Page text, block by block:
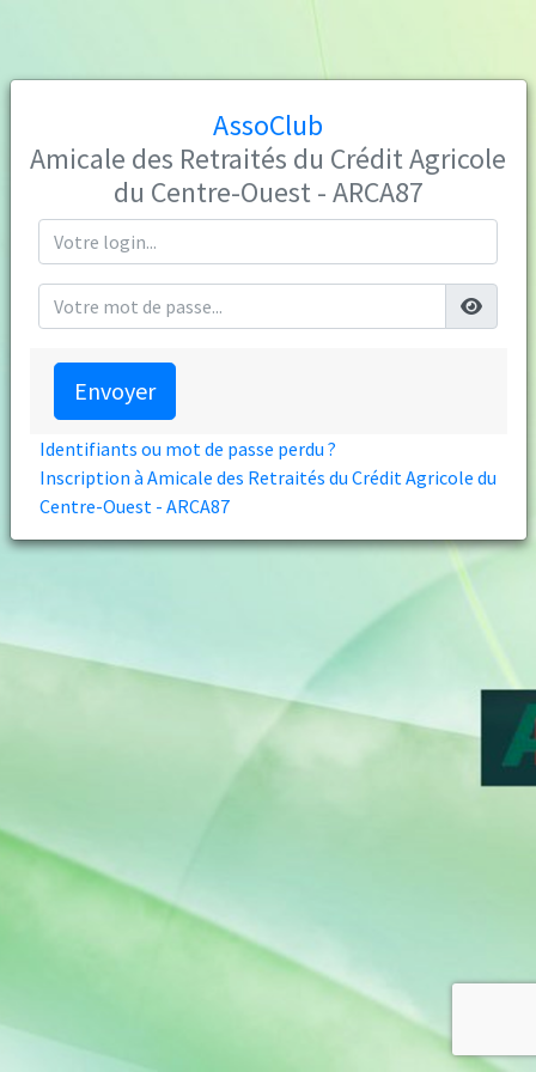
AssoClub
Amicale des Retraités du Crédit Agricole
du Centre-Ouest - ARCA87
Envoyer
Identifiants ou mot de passe perdu ?
Inscription à Amicale des Retraités du Crédit Agricole du
Centre-Ouest - ARCA87